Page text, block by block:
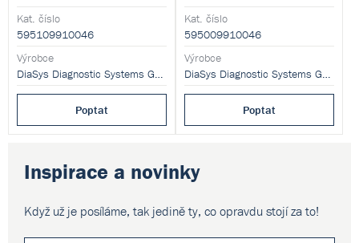
Inspirace a novinky
Když už je posíláme, tak jedině ty, co opravdu stojí za to!
Kat. číslo
595109910046
Výrobce
DiaSys Diagnostic Systems GmbH
Poptat
fotometricky.
Kat. číslo
595009910046
Výrobce
DiaSys Diagnostic Systems GmbH
Poptat